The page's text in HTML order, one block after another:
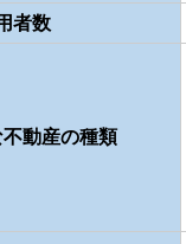
者数
動産の種類